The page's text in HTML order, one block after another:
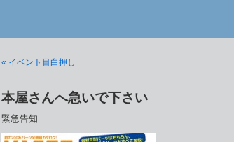
« イベント目白押し
本屋さんへ急いで下さい
緊急告知